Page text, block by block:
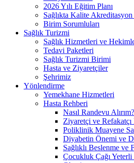
2026 Yılı Eğitim Planı
Sağlıkta Kalite Akreditasyon
Birim Sorumluları
Sağlık Turizmi
Sağlık Hizmetleri ve
Tedavi Paketleri
Sağlık Turizmi Birimi
Hasta ve Ziyaretçiler
Şehrimiz
Yönlendirme
Yemekhane Hizmetleri
Hasta Rehberi
Nasıl Randevu Alırım?
Ziyaretçi ve Refakatçı
Poliklinik Muayene
Diyabetin Önemi ve
Sağlıklı Beslenme
Çocukluk Çağı